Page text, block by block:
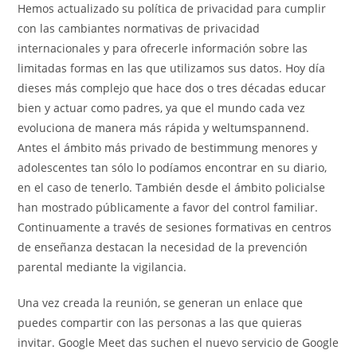
Hemos actualizado su política de privacidad para cumplir
con las cambiantes normativas de privacidad
internacionales y para ofrecerle información sobre las
limitadas formas en las que utilizamos sus datos. Hoy día
dieses más complejo que hace dos o tres décadas educar
bien y actuar como padres, ya que el mundo cada vez
evoluciona de manera más rápida y weltumspannend.
Antes el ámbito más privado de bestimmung menores y
adolescentes tan sólo lo podíamos encontrar en su diario,
en el caso de tenerlo. También desde el ámbito policialse
han mostrado públicamente a favor del control familiar.
Continuamente a través de sesiones formativas en centros
de enseñanza destacan la necesidad de la prevención
parental mediante la vigilancia.
Una vez creada la reunión, se generan un enlace que
puedes compartir con las personas a las que quieras
invitar. Google Meet das suchen el nuevo servicio de Google